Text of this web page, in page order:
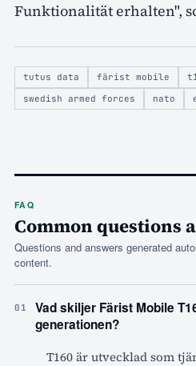
Funktionalität erhalten",
tutus data färist mobile
swedish armed forces
nato
FAQ
Common questions
Questions and answers generated
content.
01
Vad skiljer Färist Mobile
generationen?
T160 är utvecklad som